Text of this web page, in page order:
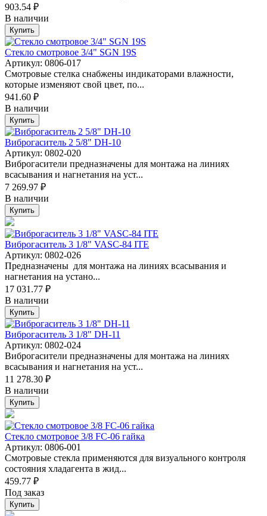
903.54 ₽
В наличии
Купить
Стекло смотровое 3/4" SGN 19S
Артикул: 0806-017
Смотровые стелка снабжены индикаторами влажности,
которые изменяют свой цвет, по...
941.60 ₽
В наличии
Купить
Виброгаситель 2 5/8" DH-10
Артикул: 0802-020
Виброгасители предназначены для монтажа на линиях
всасывания и нагнетания на уст...
7 269.97 ₽
В наличии
Купить
Виброгаситель 3 1/8" VASC-84 ITE
Артикул: 0802-026
Предназначены для монтажа на линиях всасывания и
нагнетания на устано...
17 031.77 ₽
В наличии
Купить
Виброгаситель 3 1/8" DH-11
Артикул: 0802-024
Виброгасители предназначены для монтажа на линиях
всасывания и нагнетания на уст...
11 278.30 ₽
В наличии
Купить
Стекло смотровое 3/8 FC-06 гайка
Артикул: 0806-001
Смотровые стекла применяются для визуального контроля
состояния хладагента в жид...
459.77 ₽
Под заказ
Купить